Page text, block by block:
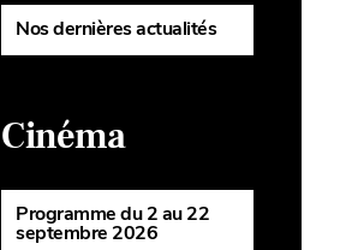
Nos dernières actualités
Cinéma
Programme du 2 au 22
septembre 2026